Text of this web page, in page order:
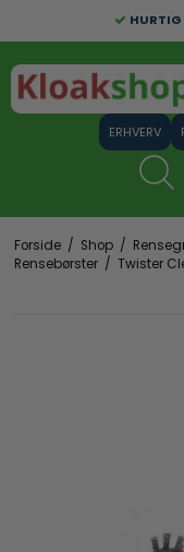
HURTIG
Forside / Shop /
Rensebørster / Twister